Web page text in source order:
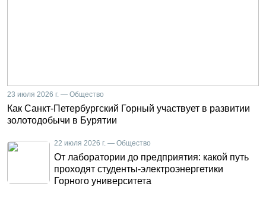
23 июля 2026 г. — Общество
Как Санкт-Петербургский Горный участвует в развитии
золотодобычи в Бурятии
22 июля 2026 г. — Общество
От лаборатории до предприятия: какой путь
проходят студенты-электроэнергетики
Горного университета